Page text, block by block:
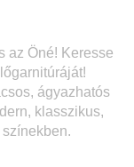
az Öné! Keresse
ágyazhatós
klasszikus,